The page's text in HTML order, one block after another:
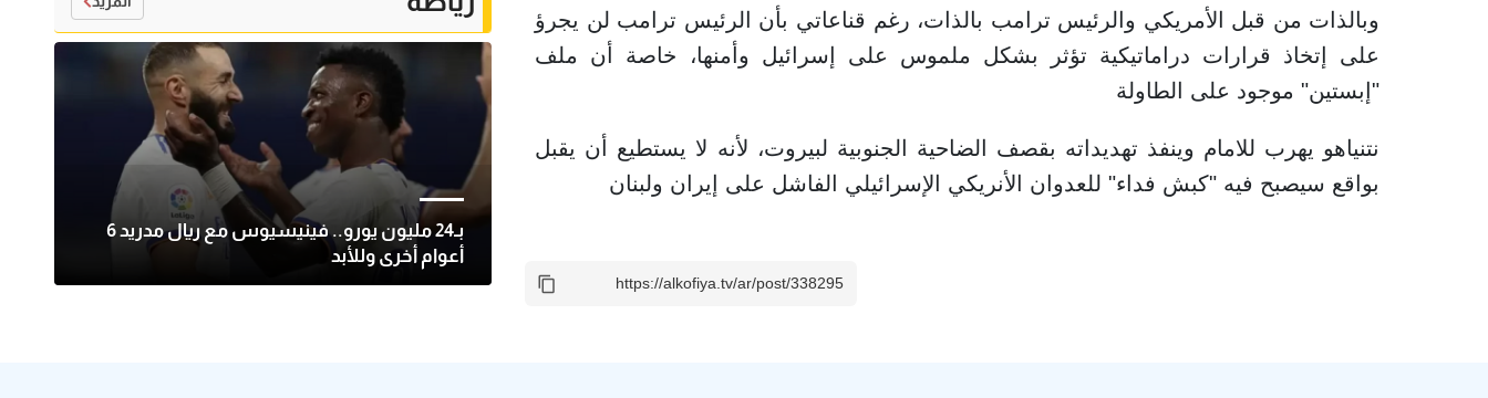
وبالذات من قبل الأمريكي والرئيس ترامب بالذات، رغم قناعاتي بأن الرئيس ترامب لن يجرؤ
على إتخاذ قرارات دراماتيكية تؤثر بشكل ملموس على إسرائيل وأمنها، خاصة أن ملف
"إبستين" موجود على الطاولة
نتنياهو يهرب للامام وينفذ تهديداته بقصف الضاحية الجنوبية لبيروت، لأنه لا يستطيع أن يقبل
بواقع سيصبح فيه "كبش فداء" للعدوان الأنريكي الإسرائيلي الفاشل على إيران ولبنان
بـ24 مليون يورو.. فينيسيوس مع ريال مدريد 6
أعوام أخرى وللأبد